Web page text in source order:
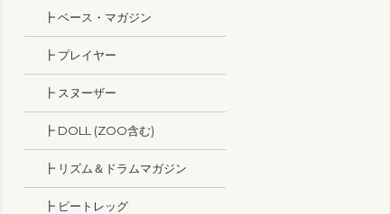
┣ ベース・マガジン
┣ プレイヤー
┣ スヌーザー
┣ DOLL (ZOO含む)
┣ リズム＆ドラムマガジン
┣ ビートレッグ